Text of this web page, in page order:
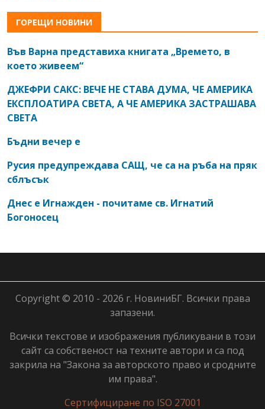
ГОРЕЩИ НОВИНИ
Във Варна представиха книгата „Времето, в
което живеем“
ДЖЕФРИ САКС: ВЕЧЕ НЕ СТАВА ДУМА, ЧЕ АМЕРИКА
ЕКСПЛОАТИРА СВЕТА, А ЧЕ АМЕРИКА ЗАСТРАШАВА
СВЕТА
Бъдни вечер е
Русия предупреждава САЩ, че са на ръба на пряк
сблъсък
Днес е Игнажден - почитаме св. Игнатий
Богоносец
Copyright © 2010 - 2026 г. НовиниБГ. Всички права
запазени.
Всички текстове и изображения публикувани в този
сайт са собственост на техните автори и са под
закрила на "Закона за авторското право и сродните
им права".
Сертифициране по ISO 27001